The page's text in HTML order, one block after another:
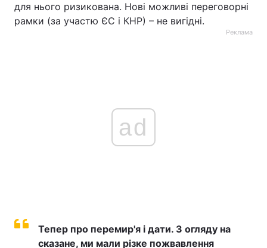
для нього ризикована. Нові можливі переговорні
рамки (за участю ЄС і КНР) – не вигідні.
Реклама
ad
Тепер про перемир'я і дати. З огляду на
сказане, ми мали різке пожвавлення